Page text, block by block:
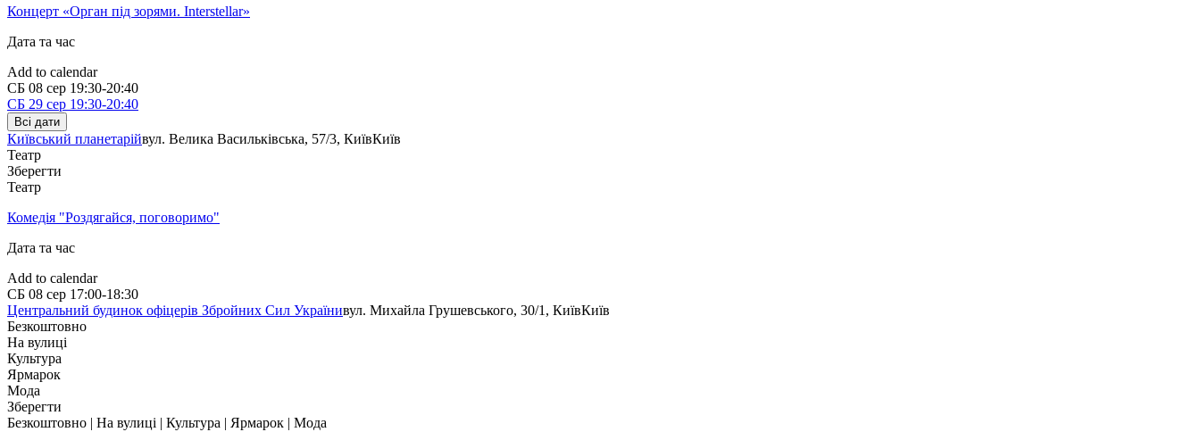
Концерт «Орган під зорями. Interstellar»
Дата та час
Add to calendar
СБ 08 сер 19:30-20:40
СБ 29 сер 19:30-20:40
Всі дати
Київський планетарійвул. Велика Васильківська, 57/3, КиївКиїв
Театр
Зберегти
Театр
Комедія "Роздягайся, поговоримо"
Дата та час
Add to calendar
СБ 08 сер 17:00-18:30
Центральний будинок офіцерів Збройних Cил Українивул. Михайла Грушевського, 30/1, КиївКиїв
Безкоштовно
На вулиці
Культура
Ярмарок
Мода
Зберегти
Безкоштовно | На вулиці | Культура | Ярмарок | Мода